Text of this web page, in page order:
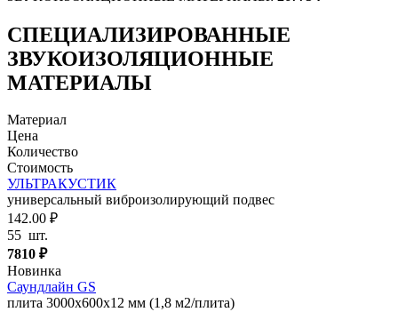
СПЕЦИАЛИЗИРОВАННЫЕ
ЗВУКОИЗОЛЯЦИОННЫЕ
МАТЕРИАЛЫ
Материал
Цена
Количество
Стоимость
УЛЬТРАКУСТИК
универсальный виброизолирующий подвес
142.00 ₽
55 шт.
7810 ₽
Новинка
Саундлайн GS
плита 3000х600х12 мм (1,8 м2/плита)